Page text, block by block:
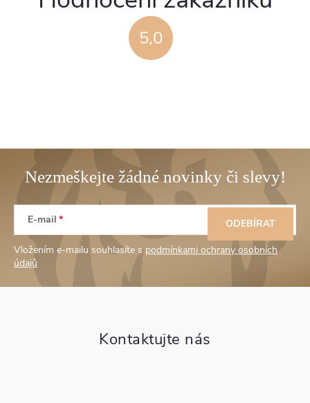
5,0
Z
p
E-mail
Vložením e-mailu souhlasíte s podmínkami ochrany osobních
údajů
ODEBÍRAT